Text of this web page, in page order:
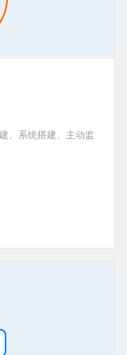
、系统搭建、主动监